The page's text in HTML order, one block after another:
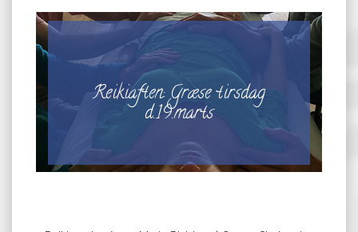
Reikiaften: Græse tirsdag
d.19.marts